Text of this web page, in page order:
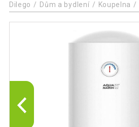
Dilego Dům a bydlení Koupelna